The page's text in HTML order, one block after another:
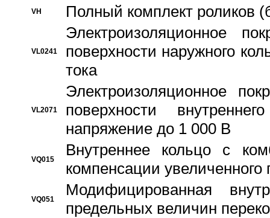
VH Полный комплект роликов
VL0241
Электроизоляционное
поверхности наружного
тока
VL2071
Электроизоляционное
поверхности
напряжение до 1 000 В
VQ015
Bнутреннее кольцо с
компенсации увеличенного
VQ051
Модифицированная
предельных величин